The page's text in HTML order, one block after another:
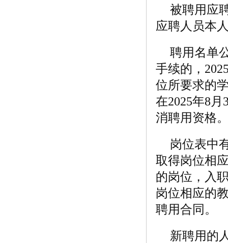
被聘用应
应聘人员本
聘用名单
手续的，
位所要求的
在2025年8
消聘用资格
岗位表中
取得岗位相
的岗位，入
岗位相应的
聘用合同。
新聘用的